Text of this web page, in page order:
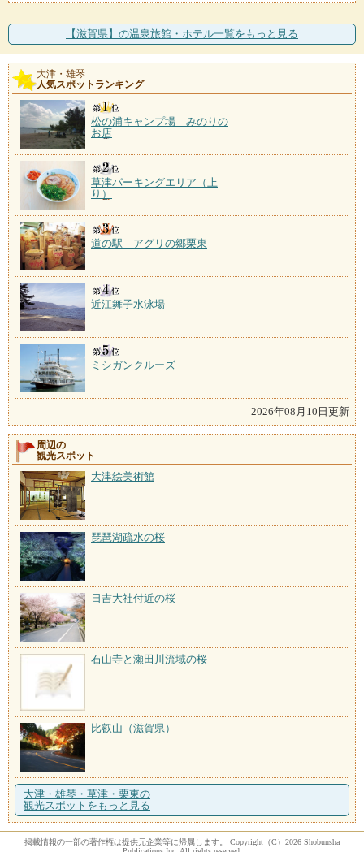
【滋賀県】の温泉旅館・ホテル一覧をもっと見る
大津・雄琴
人気スポットランキング
松の浦キャンプ場 みのりの
お店
草津パーキングエリア（上
り）
道の駅 アグリの郷栗東
近江舞子水泳場
ミシガンクルーズ
2026年08月10日更新
周辺の
観光スポット
大津絵美術館
琵琶湖疏水の桜
日吉大社付近の桜
石山寺と瀬田川流域の桜
比叡山（滋賀県）
大津・雄琴・草津・栗東の
観光スポットをもっと見る
掲載情報の一部の著作権は提供元企業等に帰属します。 Copyright（C）2026 Shobunsha